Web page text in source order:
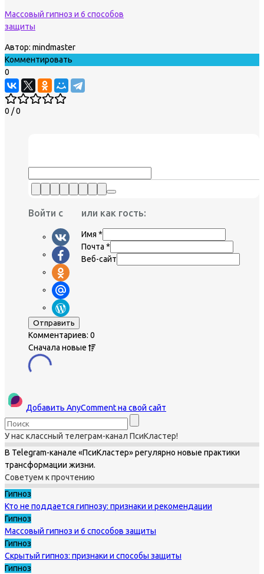
Массовый гипноз и 6 способов
защиты
Автор: mindmaster
Комментировать
0
0 /0
Войти с или как гость:
Имя *
Почта *
Веб-сайт
Комментариев: 0
Сначала новые
Добавить AnyComment на свой сайт
У нас классный телеграм-канал ПсиКластер!
В Telegram-канале «ПсиКластер» регулярно новые практики
трансформации жизни.
Советуем к прочтению
Гипноз
Кто не поддается гипнозу: признаки и рекомендации
Гипноз
Массовый гипноз и 6 способов защиты
Гипноз
Скрытый гипноз: признаки и способы защиты
Гипноз